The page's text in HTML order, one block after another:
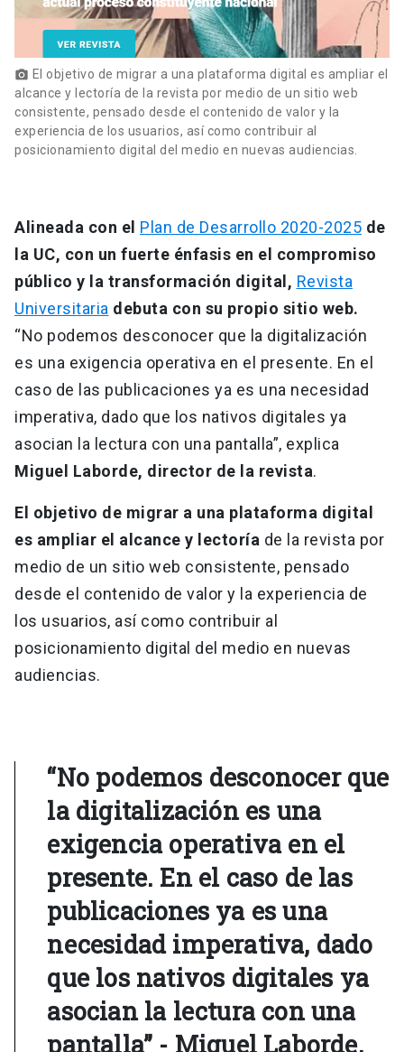
photo_camera El objetivo de migrar a una plataforma digital es ampliar el
alcance y lectoría de la revista por medio de un sitio web
consistente, pensado desde el contenido de valor y la
experiencia de los usuarios, así como contribuir al
posicionamiento digital del medio en nuevas audiencias.
Alineada con el Plan de Desarrollo 2020-2025 de
la UC, con un fuerte énfasis en el compromiso
público y la transformación digital, Revista
Universitaria debuta con su propio sitio web.
“No podemos desconocer que la digitalización
es una exigencia operativa en el presente. En el
caso de las publicaciones ya es una necesidad
imperativa, dado que los nativos digitales ya
asocian la lectura con una pantalla”, explica
Miguel Laborde, director de la revista.
El objetivo de migrar a una plataforma digital
es ampliar el alcance y lectoría de la revista por
medio de un sitio web consistente, pensado
desde el contenido de valor y la experiencia de
los usuarios, así como contribuir al
posicionamiento digital del medio en nuevas
audiencias.
“No podemos desconocer que
la digitalización es una
exigencia operativa en el
presente. En el caso de las
publicaciones ya es una
necesidad imperativa, dado
que los nativos digitales ya
asocian la lectura con una
pantalla” - Miguel Laborde,